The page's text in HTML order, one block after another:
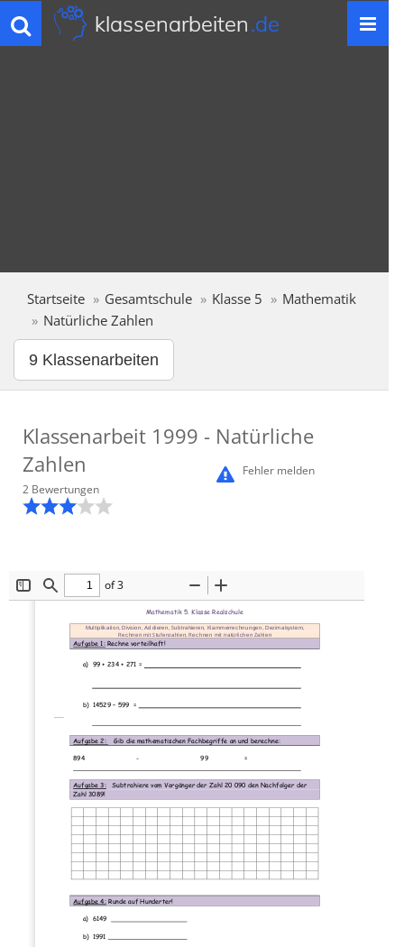
Toggle
navigation
klassenarbeiten.de
Startseite Gesamtschule Klasse 5
Mathematik
Natürliche Zahlen
9 Klassenarbeiten
Klassenarbeit 1999 - Natürliche
Zahlen
Fehler melden
2 Bewertungen
ToggleFind
of 3
Zoom
Out
In
Mathematik 5. Klasse Realschule
Multiplikation, Division, Addieren, Subtrahieren, Klammerrechnungen, Dezimalsystem,
Rechnen mit Stufenzahlen, Rechnen mit natürlichen Zahlen
Aufgabe 1: Rechne vorteilhaft!
a) 99 + 234 + 271 =
b) 14529 – 599 =
Aufgabe 2:
   Gib die mathematischen Fachbegriffe an und berechne:
894
   -
       99
=
Aufgabe 3:
   Subtrahiere vom Vorgänger der Zahl 20 090 den Nachfolger der
Zahl 3089!
Aufgabe 4: Runde auf Hunderter!
a) 6149
b) 1991